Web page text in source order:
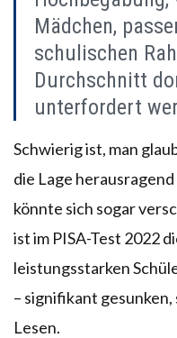
Mädchen,
schulischen
Durchschnitt
unterfordert
Schwierig ist, man
die Lage
könnte sich sogar
ist im PISA-Test 2022
leistungsstarken
– signifikant
Lesen.